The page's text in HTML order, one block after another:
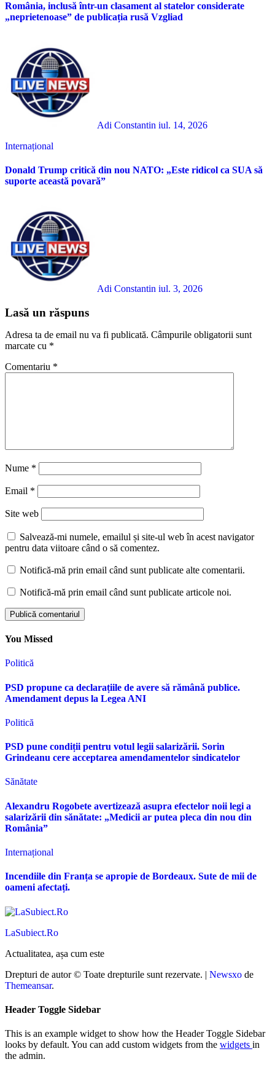
România, inclusă într-un clasament al statelor considerate
„neprietenoase” de publicația rusă Vzgliad
Adi Constantin iul. 14, 2026
Internațional
Donald Trump critică din nou NATO: „Este ridicol ca SUA să
suporte această povară”
Adi Constantin iul. 3, 2026
Lasă un răspuns
Adresa ta de email nu va fi publicată. Câmpurile obligatorii sunt
marcate cu *
Comentariu *
Nume *
Email *
Site web
Salvează-mi numele, emailul și site-ul web în acest navigator
pentru data viitoare când o să comentez.
Notifică-mă prin email când sunt publicate alte comentarii.
Notifică-mă prin email când sunt publicate articole noi.
You Missed
Politică
PSD propune ca declarațiile de avere să rămână publice.
Amendament depus la Legea ANI
Politică
PSD pune condiții pentru votul legii salarizării. Sorin
Grindeanu cere acceptarea amendamentelor sindicatelor
Sănătate
Alexandru Rogobete avertizează asupra efectelor noii legi a
salarizării din sănătate: „Medicii ar putea pleca din nou din
România”
Internațional
Incendiile din Franța se apropie de Bordeaux. Sute de mii de
oameni afectați.
LaSubiect.Ro
Actualitatea, așa cum este
Drepturi de autor © Toate drepturile sunt rezervate. | Newsxo de
Themeansar.
Header Toggle Sidebar
This is an example widget to show how the Header Toggle Sidebar
looks by default. You can add custom widgets from the widgets in
the admin.